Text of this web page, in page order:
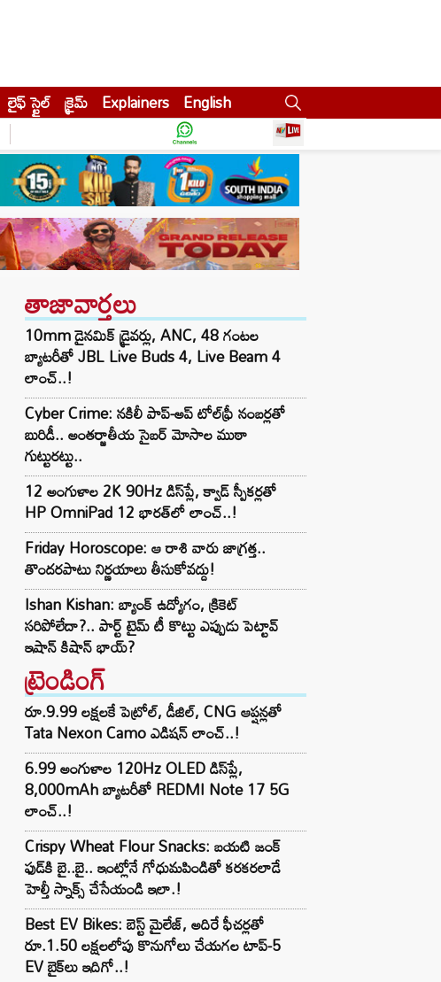
లైఫ్ స్టైల్ క్రైమ్ Explainers English
తాజావార్తలు
10mm డైనమిక్ డ్రైవర్లు, ANC, 48 గంటల
బ్యాటరీతో JBL Live Buds 4, Live Beam 4
లాంచ్..!
Cyber Crime: నకిలీ పాప్-అప్ టోల్‌ఫ్రీ నంబర్లతో
బురిడీ.. అంతర్జాతీయ సైబర్ మోసాల ముఠా
గుట్టురట్టు..
12 అంగుళాల 2K 90Hz డిస్‌ప్లే, క్వాడ్ స్పీకర్లతో
HP OmniPad 12 భారత్‌లో లాంచ్..!
Friday Horoscope: ఆ రాశి వారు జాగ్రత్త..
తొందరపాటు నిర్ణయాలు తీసుకోవద్దు!
Ishan Kishan: బ్యాంక్ ఉద్యోగం, క్రికెట్
సరిపోలేదా?.. పార్ట్ టైమ్ టీ కొట్టు ఎప్పుడు పెట్టావ్
ఇషాన్ కిషాన్ భాయ్‌?
ట్రెండింగ్‌
రూ.9.99 లక్షలకే పెట్రోల్, డీజిల్, CNG ఆప్షన్లతో
Tata Nexon Camo ఎడిషన్ లాంచ్..!
6.99 అంగుళాల 120Hz OLED డిస్‌ప్లే,
8,000mAh బ్యాటరీతో REDMI Note 17 5G
లాంచ్..!
Crispy Wheat Flour Snacks: బయటి జంక్
ఫుడ్‌కి బై..బై.. ఇంట్లోనే గోధుమపిండితో కరకరలాడే
హెల్తీ స్నాక్స్ చేసేయండి ఇలా.!
Best EV Bikes: బెస్ట్ మైలేజ్, అదిరే ఫీచర్లతో
రూ.1.50 లక్షలలోపు కొనుగోలు చేయగల టాప్-5
EV బైక్‌లు ఇదిగో..!